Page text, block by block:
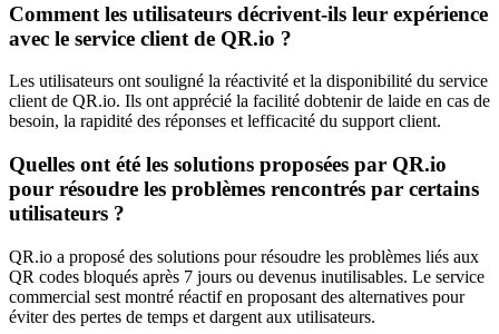
Comment les utilisateurs décrivent-ils leur expérience
avec le service client de QR.io ?
Les utilisateurs ont souligné la réactivité et la disponibilité du service
client de QR.io. Ils ont apprécié la facilité dobtenir de laide en cas de
besoin, la rapidité des réponses et lefficacité du support client.
Quelles ont été les solutions proposées par QR.io
pour résoudre les problèmes rencontrés par certains
utilisateurs ?
QR.io a proposé des solutions pour résoudre les problèmes liés aux
QR codes bloqués après 7 jours ou devenus inutilisables. Le service
commercial sest montré réactif en proposant des alternatives pour
éviter des pertes de temps et dargent aux utilisateurs.